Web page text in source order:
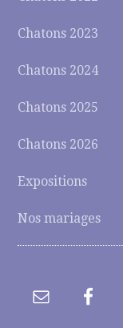
Chatons 2023
Chatons 2024
Chatons 2025
Chatons 2026
Expositions
Nos mariages